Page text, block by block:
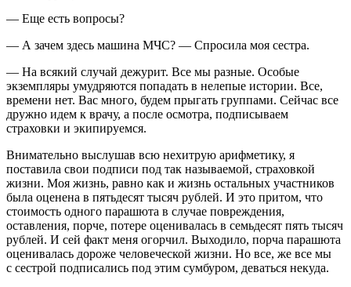
— Еще есть вопросы?
— А зачем здесь машина МЧС? — Спросила моя сестра.
— На всякий случай дежурит. Все мы разные. Особые
экземпляры умудряются попадать в нелепые истории. Все,
времени нет. Вас много, будем прыгать группами. Сейчас все
дружно идем к врачу, а после осмотра, подписываем
страховки и экипируемся.
Внимательно выслушав всю нехитрую арифметику, я
поставила свои подписи под так называемой, страховкой
жизни. Моя жизнь, равно как и жизнь остальных участников
была оценена в пятьдесят тысяч рублей. И это притом, что
стоимость одного парашюта в случае повреждения,
оставления, порче, потере оценивалась в семьдесят пять тысяч
рублей. И сей факт меня огорчил. Выходило, порча парашюта
оценивалась дороже человеческой жизни. Но все, же все мы
с сестрой подписались под этим сумбуром, деваться некуда.